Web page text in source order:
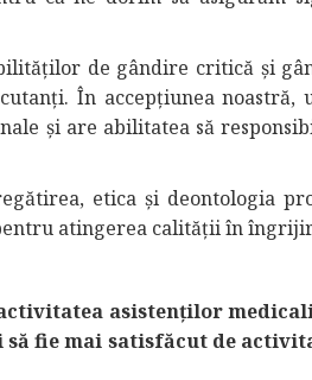
de gândire critică și
În accepțiunea
și are abilitatea să
etica și deontologia
atingerea calităţii în
asistenților
fie mai satisfăcut de